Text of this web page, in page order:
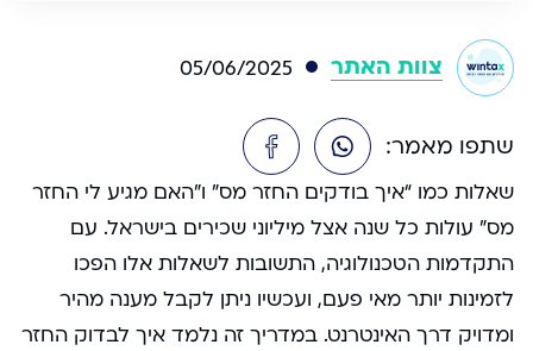
צוות האתר 05/06/2025
שתפו מאמר:
שאלות כמו “איך בודקים החזר מס” ו”האם מגיע לי החזר
מס” עולות כל שנה אצל מיליוני שכירים בישראל. עם
התקדמות הטכנולוגיה, התשובות לשאלות אלו הפכו
לזמינות יותר מאי פעם, ועכשיו ניתן לקבל מענה מהיר
ומדויק דרך האינטרנט. במדריך זה נלמד איך לבדוק החזר